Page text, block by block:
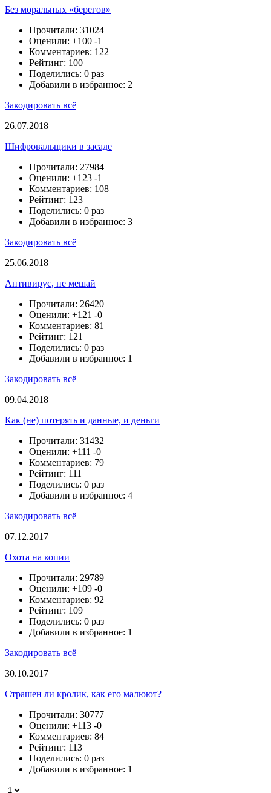
Без моральных «берегов»
Прочитали: 31024
Оценили: +100 -1
Комментариев: 122
Рейтинг: 100
Поделились: 0 раз
Добавили в избранное: 2
Закодировать всё
26.07.2018
Шифровальщики в засаде
Прочитали: 27984
Оценили: +123 -1
Комментариев: 108
Рейтинг: 123
Поделились: 0 раз
Добавили в избранное: 3
Закодировать всё
25.06.2018
Антивирус, не мешай
Прочитали: 26420
Оценили: +121 -0
Комментариев: 81
Рейтинг: 121
Поделились: 0 раз
Добавили в избранное: 1
Закодировать всё
09.04.2018
Как (не) потерять и данные, и деньги
Прочитали: 31432
Оценили: +111 -0
Комментариев: 79
Рейтинг: 111
Поделились: 0 раз
Добавили в избранное: 4
Закодировать всё
07.12.2017
Охота на копии
Прочитали: 29789
Оценили: +109 -0
Комментариев: 92
Рейтинг: 109
Поделились: 0 раз
Добавили в избранное: 1
Закодировать всё
30.10.2017
Страшен ли кролик, как его малюют?
Прочитали: 30777
Оценили: +113 -0
Комментариев: 84
Рейтинг: 113
Поделились: 0 раз
Добавили в избранное: 1